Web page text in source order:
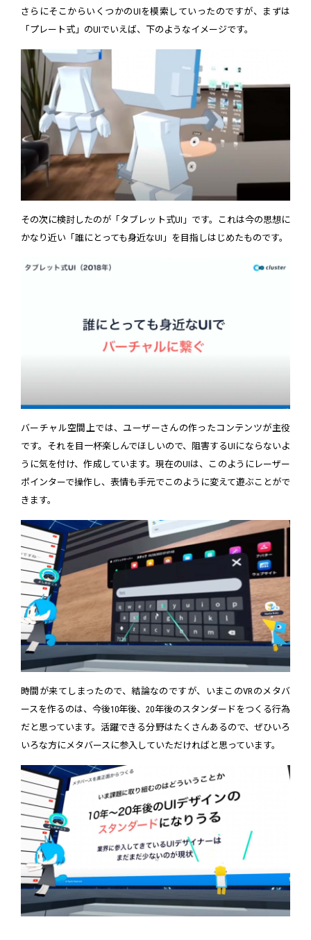
さらにそこからいくつかのUIを模索していったのですが、まずは
「プレート式」のUIでいえば、下のようなイメージです。
その次に検討したのが「タブレット式UI」です。これは今の思想に
かなり近い「誰にとっても身近なUI」を目指しはじめたものです。
バーチャル空間上では、ユーザーさんの作ったコンテンツが主役
です。それを目一杯楽しんでほしいので、阻害するUIにならないよ
うに気を付け、作成しています。現在のUIは、このようにレーザー
ポインターで操作し、表情も手元でこのように変えて遊ぶことがで
きます。
時間が来てしまったので、結論なのですが、いまこのVRのメタバ
ースを作るのは、今後10年後、20年後のスタンダードをつくる行為
だと思っています。活躍できる分野はたくさんあるので、ぜひいろ
いろな方にメタバースに参入していただければと思っています。